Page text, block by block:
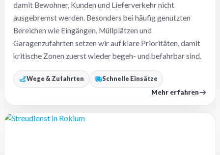
damit Bewohner, Kunden und Lieferverkehr nicht
ausgebremst werden. Besonders bei häufig genutzten
Bereichen wie Eingängen, Müllplätzen und
Garagenzufahrten setzen wir auf klare Prioritäten, damit
kritische Zonen zuerst wieder begeh- und befahrbar sind.
Wege & Zufahrten Schnelle Einsätze
Mehr erfahren